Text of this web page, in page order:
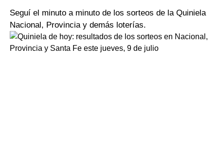
Seguí el minuto a minuto de los sorteos de la Quiniela
Nacional, Provincia y demás loterías.